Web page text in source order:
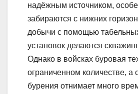
надёжным источником,
забираются с нижних
добычи с помощью
установок делаются
Однако в войсках буровая
ограниченном количестве, а
бурения отнимает много